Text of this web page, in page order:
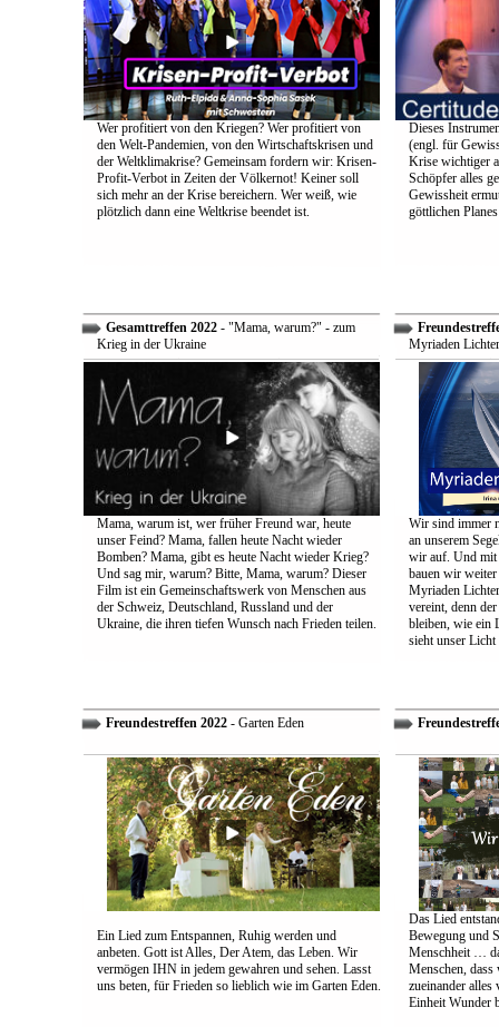
Wer profitiert von den Kriegen? Wer profitiert von
den Welt-Pandemien, von den Wirtschaftskrisen und
der Weltklimakrise? Gemeinsam fordern wir: Krisen-
Profit-Verbot in Zeiten der Völkernot! Keiner soll
sich mehr an der Krise bereichern. Wer weiß, wie
plötzlich dann eine Weltkrise beendet ist.
Dieses
(engl. für
Krise wichtiger
Schöpfer alles
Gewissheit
göttlichen
Gesamttreffen 2022- "Mama, warum?" - zum
Krieg in der Ukraine
Mama, warum ist, wer früher Freund war, heute
unser Feind? Mama, fallen heute Nacht wieder
Bomben? Mama, gibt es heute Nacht wieder Krieg?
Und sag mir, warum? Bitte, Mama, warum? Dieser
Film ist ein Gemeinschaftswerk von Menschen aus
der Schweiz, Deutschland, Russland und der
Ukraine, die ihren tiefen Wunsch nach Frieden teilen.
Myriaden
Wir sind immer
an unserem
wir auf. Und mit
bauen wir
Myriaden
vereint, denn
bleiben, wie ein
sieht unser
Freundestreffen 2022- Garten Eden
Ein Lied zum Entspannen, Ruhig werden und
anbeten. Gott ist Alles, Der Atem, das Leben. Wir
vermögen IHN in jedem gewahren und sehen. Lasst
uns beten, für Frieden so lieblich wie im Garten Eden.
Das Lied
Bewegung und
Menschheit …
Menschen,
zueinander alles
Einheit Wunder